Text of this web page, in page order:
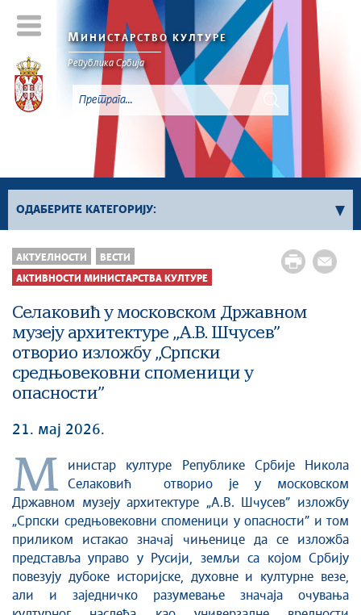
МИНИСТАРСТВО КУЛТУРЕ
Републикa Србијa
ОДАБЕРИТЕ КАТЕГОРИЈУ:
Активности Министарства културе
Сектор за заштиту културног наслеђа и
Сектор за међународне односе и европске
интеграције у области културе
Сектор за савремено стваралаштво
АКТУЕЛНОСТИ ВЕСТИ
АКТИВНОСТИ МИНИСТАРСТВА КУЛТУРЕ
Селаковић у московском Државном
музеју архитектуре „А.В. Шчусев”
отворио изложбу „Српски
средњовековни споменици у
опасности”
21. мај 2026.
М
инистар културе Републике Србије Никола
Селаковић отворио је у московском
Државном музеју архитектуре „А.В. Шчусев” изложбу
„Српски средњовековни споменици у опасности” и том
приликом истакао значај чињенице да се изложба
представља управо у Русији, земљи са којом Србију
повезују дубоке историјске, духовне и културне везе,
али и заједничко разумевање значаја очувања